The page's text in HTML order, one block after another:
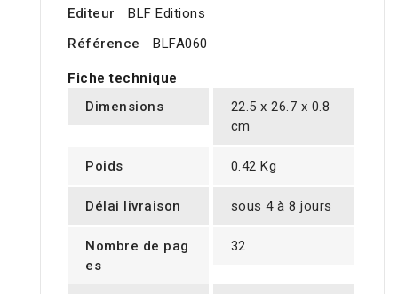
Editeur
BLF Editions
Référence
BLFA060
Fiche technique
Dimensions
22.5 x 26.7 x 0.8
cm
Poids 0.42 Kg
Délai livraison sous 4 à 8 jours
Nombre de pag
es
32